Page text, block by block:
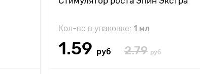
Кол-во в упаковке: 1 мл
1.59 руб 2.79 руб